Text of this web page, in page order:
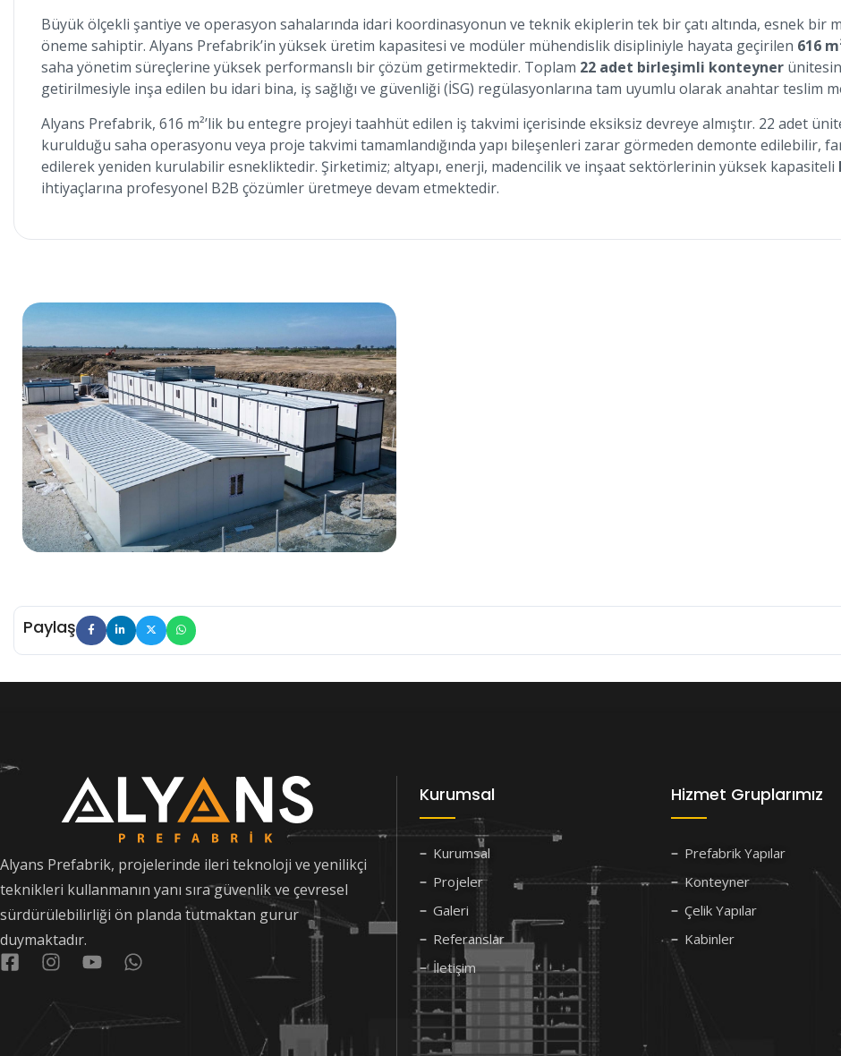
Büyük ölçekli şantiye ve operasyon sahalarında idari koordinasyonun ve teknik ekiplerin tek bir çatı altında, esnek bir
öneme sahiptir. Alyans Prefabrik’in yüksek üretim kapasitesi ve modüler mühendislik disipliniyle hayata geçirilen 616
saha yönetim süreçlerine yüksek performanslı bir çözüm getirmektedir. Toplam 22 adet birleşimli konteyner
getirilmesiyle inşa edilen bu idari bina, iş sağlığı ve güvenliği (İSG) regülasyonlarına tam uyumlu olarak anahtar teslim
Alyans Prefabrik, 616 m²’lik bu entegre projeyi taahhüt edilen iş takvimi içerisinde eksiksiz devreye almıştır. 22 adet
kurulduğu saha operasyonu veya proje takvimi tamamlandığında yapı bileşenleri zarar görmeden demonte edilebilir,
edilerek yeniden kurulabilir esnekliktedir. Şirketimiz; altyapı, enerji, madencilik ve inşaat sektörlerinin yüksek kapasiteli
ihtiyaçlarına profesyonel B2B çözümler üretmeye devam etmektedir.
Paylaş
Alyans Prefabrik, projelerinde ileri teknoloji ve yenilikçi
teknikleri kullanmanın yanı sıra güvenlik ve çevresel
sürdürülebilirliği ön planda tutmaktan gurur
duymaktadır.
Kurumsal
Kurumsal
Projeler
Galeri
Referanslar
İletişim
Hizmet Gruplarımız
Prefabrik Yapılar
Konteyner
Çelik Yapılar
Kabinler